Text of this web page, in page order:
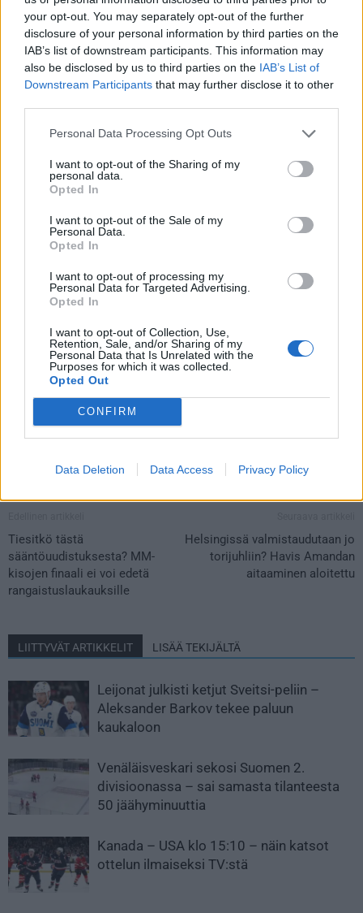
your opt-out. You may separately opt-out of the further
disclosure of your personal information by third parties on the
IAB’s list of downstream participants. This information may
also be disclosed by us to third parties on the IAB’s List of
Downstream Participants that may further disclose it to other
Personal Data Processing Opt Outs
I want to opt-out of the Sharing of my
personal data.
Opted In
I want to opt-out of the Sale of my
Personal Data.
Opted In
I want to opt-out of processing my
Personal Data for Targeted Advertising.
Opted In
I want to opt-out of Collection, Use,
Retention, Sale, and/or Sharing of my
Personal Data that Is Unrelated with the
Purposes for which it was collected.
Opted Out
CONFIRM
Data Deletion Data Access Privacy Policy
Leijonat lähtee tavoittelemaan historiansa neljättä MM-kultaa
Kanadaa vastaan kello 20:15 alkavassa ottelussa. Maat
kohtasivat myös alkulohkon viimeisessä ottelussa, jolloin
Suomi veti pidemmän korren rangaistuslaukauksilla.
Vuoden 2019 MM-kisoihin tulleensääntöuudistuksenjälkeen
Mikäli varsinaisen peliajan jälkeen ollaan tasatilanteessa,
etenee ottelu kolmella kolmea vastaan pelattaviin jatkoeriin.
20 minuutin jatkoeriä pelataan niin kauan, kunnes
jompikumpi on tehnyt maalin ja voittaja on selvillä.
Helsingissä on aloitettu jo valmistelut mahdollisen MM-kullan
varalta.Torijuhlat
aitaamaan mahdollisten juhlien varalta.
Tiesitkö tästä
sääntöuudistuksesta? MM-
kisojen finaali ei voi edetä
rangaistuslaukauksille
Helsingissä valmistaudutaan jo
torijuhliin? Havis Amandan
aitaaminen aloitettu
LIITTYVÄT ARTIKKELIT LISÄÄ TEKIJÄLTÄ
Leijonat julkisti ketjut Sveitsi-peliin –
Aleksander Barkov tekee paluun
kaukaloon
Venäläisveskari sekosi Suomen 2.
divisioonassa – sai samasta tilanteesta
50 jäähyminuuttia
Kanada – USA klo 15:10 – näin katsot
ottelun ilmaiseksi TV:stä